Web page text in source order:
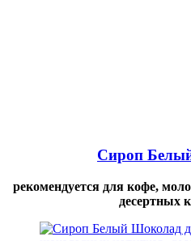
Сироп
рекомендуется для кофе,
десертных